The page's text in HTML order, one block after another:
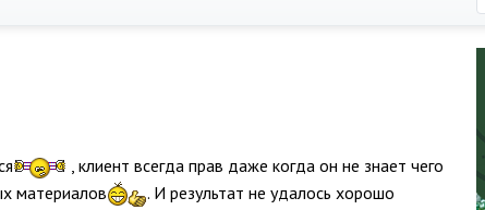
, клиент всегда прав даже когда он не знает чего
материалов
. И результат не удалось хорошо